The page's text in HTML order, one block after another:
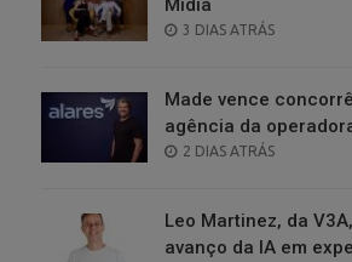
Mídia
POSTED
3 DIAS ATRÁS
Made vence
agência da
POSTED
2 DIAS ATRÁS
Leo Martinez, da
avanço da IA em